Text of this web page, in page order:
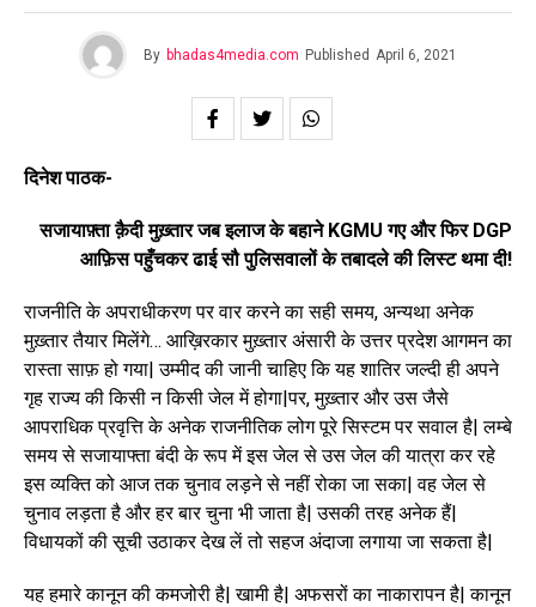
By bhadas4media.com Published April 6, 2021
दिनेश पाठक-
सजायाफ़्ता क़ैदी मुख़्तार जब इलाज के बहाने KGMU गए और फिर DGP
आफ़िस पहुँचकर ढाई सौ पुलिसवालों के तबादले की लिस्ट थमा दी!
राजनीति के अपराधीकरण पर वार करने का सही समय, अन्यथा अनेक
मुख़्तार तैयार मिलेंगे… आख़िरकार मुख़्तार अंसारी के उत्तर प्रदेश आगमन का
रास्ता साफ़ हो गया| उम्मीद की जानी चाहिए कि यह शातिर जल्दी ही अपने
गृह राज्य की किसी न किसी जेल में होगा|पर, मुख़्तार और उस जैसे
आपराधिक प्रवृत्ति के अनेक राजनीतिक लोग पूरे सिस्टम पर सवाल है| लम्बे
समय से सजायाफ्ता बंदी के रूप में इस जेल से उस जेल की यात्रा कर रहे
इस व्यक्ति को आज तक चुनाव लड़ने से नहीं रोका जा सका| वह जेल से
चुनाव लड़ता है और हर बार चुना भी जाता है| उसकी तरह अनेक हैं|
विधायकों की सूची उठाकर देख लें तो सहज अंदाजा लगाया जा सकता है|
यह हमारे कानून की कमजोरी है| खामी है| अफसरों का नाकारापन है| कानून